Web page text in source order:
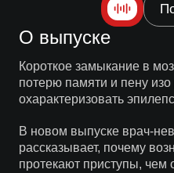
О выпуске
Короткое замыкание в
потерю памяти и пену
охарактеризовать
В новом выпуске врач-
рассказывает, почему
протекают приступы, чем